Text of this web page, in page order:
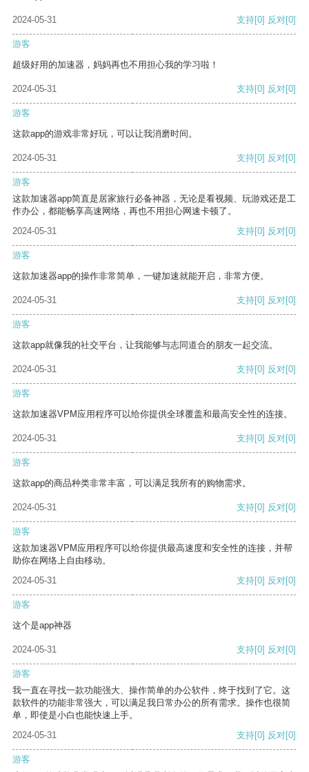
2024-05-31 支持[0] 反对[0]
游客
超级好用的加速器，妈妈再也不用担心我的学习啦！
2024-05-31 支持[0] 反对[0]
游客
这款app的游戏非常好玩，可以让我消磨时间。
2024-05-31 支持[0] 反对[0]
游客
这款加速器app简直是居家旅行必备神器，无论是看视频、玩游戏还是工
作办公，都能畅享高速网络，再也不用担心网速卡顿了。
2024-05-31
支持[0] 反对[0]
游客
这款加速器app的操作非常简单，一键加速就能开启，非常方便。
2024-05-31 支持[0] 反对[0]
游客
这款app就像我的社交平台，让我能够与志同道合的朋友一起交流。
2024-05-31 支持[0] 反对[0]
游客
这款加速器VPM应用程序可以给你提供全球覆盖和最高安全性的连接。
2024-05-31 支持[0] 反对[0]
游客
这款app的商品种类非常丰富，可以满足我所有的购物需求。
2024-05-31 支持[0] 反对[0]
游客
这款加速器VPM应用程序可以给你提供最高速度和安全性的连接，并帮
助你在网络上自由移动。
2024-05-31
支持[0] 反对[0]
游客
这个是app神器
2024-05-31 支持[0] 反对[0]
游客
我一直在寻找一款功能强大、操作简单的办公软件，终于找到了它。这
款软件的功能非常强大，可以满足我日常办公的所有需求。操作也很简
单，即使是小白也能快速上手。
2024-05-31
支持[0] 反对[0]
游客